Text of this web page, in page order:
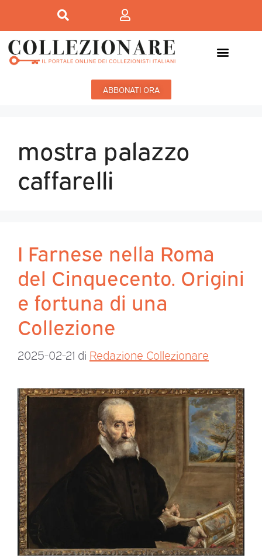
ABBONATI ORA
mostra palazzo
caffarelli
I Farnese nella Roma
del Cinquecento. Origini
e fortuna di una
Collezione
2025-02-21 di Redazione Collezionare